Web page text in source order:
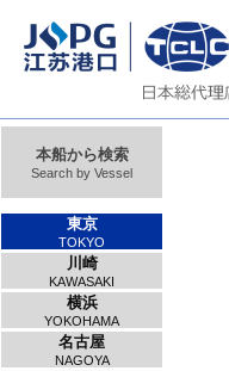
本船から検索
Search by Vessel
東京
TOKYO
川崎
KAWASAKI
横浜
YOKOHAMA
名古屋
NAGOYA